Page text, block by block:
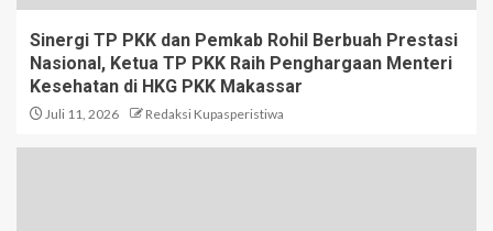
Sinergi TP PKK dan Pemkab Rohil Berbuah Prestasi
Nasional, Ketua TP PKK Raih Penghargaan Menteri
Kesehatan di HKG PKK Makassar
Juli 11, 2026 Redaksi Kupasperistiwa